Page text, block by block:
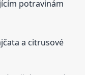
potravinám
a citrusové